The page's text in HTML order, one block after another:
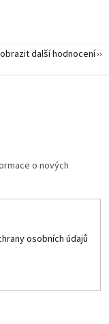
další hodnocení
o nových
osobních údajů